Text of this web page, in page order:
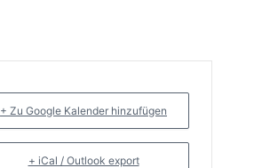
+ Zu Google Kalender hinzufügen
+ iCal / Outlook export